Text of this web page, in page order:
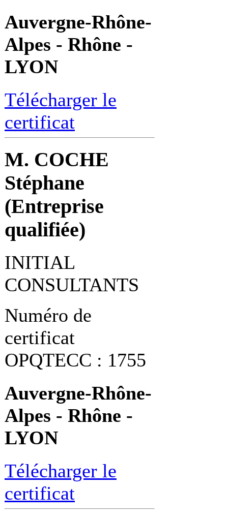
Auvergne-Rhône-
Alpes - Rhône -
LYON
Télécharger le
certificat
M. COCHE
Stéphane
(Entreprise
qualifiée)
INITIAL
CONSULTANTS
Numéro de
certificat
OPQTECC : 1755
Auvergne-Rhône-
Alpes - Rhône -
LYON
Télécharger le
certificat